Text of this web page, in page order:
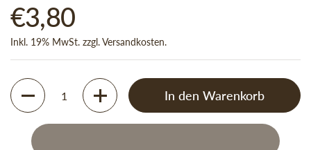
Regulärer Preis
€3,80
Inkl. 19% MwSt. zzgl.Versandkosten.
Anzahl
In den Warenkorb